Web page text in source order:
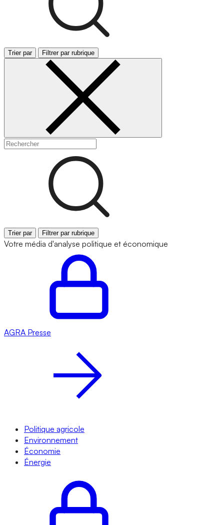
Trier par Filtrer par rubrique
Trier par Filtrer par rubrique
Votre média d'analyse politique et économique
AGRA Presse
Politique agricole
Environnement
Économie
Énergie